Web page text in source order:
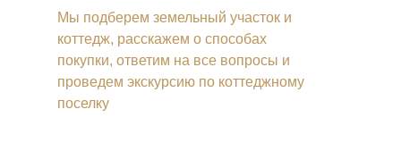
Мы подберем земельный участок и
коттедж, расскажем о способах
покупки, ответим на все вопросы и
проведем экскурсию по коттеджному
поселку